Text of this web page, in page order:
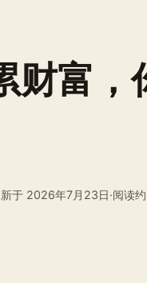
财富，
于 2026年7月23日·阅读